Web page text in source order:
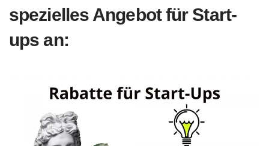
spezielles Angebot für Start-
ups an: